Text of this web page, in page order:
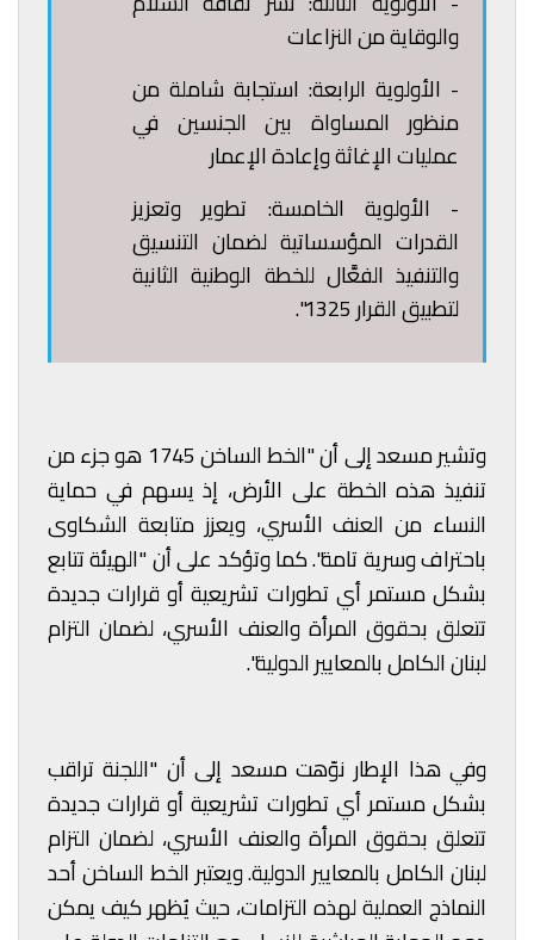
والوقاية من النزاعات
- الأولوية الرابعة: استجابة شاملة من
منظور المساواة بين الجنسين في
عمليات الإغاثة وإعادة الإعمار
- الأولوية الخامسة: تطوير وتعزيز
القدرات المؤسساتية لضمان التنسيق
والتنفيذ الفعَّال للخطة الوطنية الثانية
لتطبيق القرار 1325".
وتشير مسعد إلى أن "الخط الساخن 1745 هو جزء من
تنفيذ هذه الخطة على الأرض، إذ يسهم في حماية
النساء من العنف الأسري، ويعزز متابعة الشكاوى
باحتراف وسرية تامة". كما وتؤكد على أن "الهيئة تتابع
بشكل مستمر أي تطورات تشريعية أو قرارات جديدة
تتعلق بحقوق المرأة والعنف الأسري، لضمان التزام
لبنان الكامل بالمعايير الدولية".
وفي هذا الإطار نوّهت مسعد إلى أن "اللجنة تراقب
بشكل مستمر أي تطورات تشريعية أو قرارات جديدة
تتعلق بحقوق المرأة والعنف الأسري، لضمان التزام
لبنان الكامل بالمعايير الدولية. ويعتبر الخط الساخن أحد
النماذج العملية لهذه التزامات، حيث يُظهر كيف يمكن